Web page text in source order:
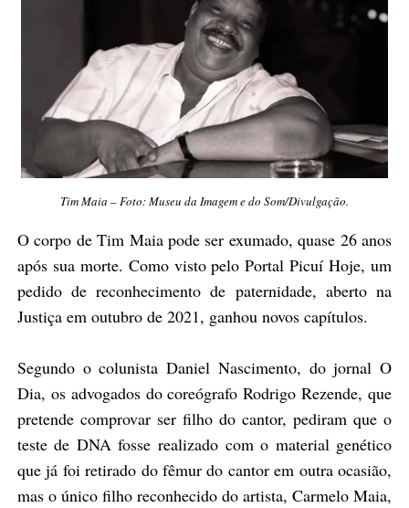
Tim Maia – Foto: Museu da Imagem e do Som/Divulgação.
O corpo de Tim Maia pode ser exumado, quase 26 anos
após sua morte. Como visto pelo Portal Picuí Hoje, um
pedido de reconhecimento de paternidade, aberto na
Justiça em outubro de 2021, ganhou novos capítulos.
Segundo o colunista Daniel Nascimento, do jornal O
Dia, os advogados do coreógrafo Rodrigo Rezende, que
pretende comprovar ser filho do cantor, pediram que o
teste de DNA fosse realizado com o material genético
que já foi retirado do fêmur do cantor em outra ocasião,
mas o único filho reconhecido do artista, Carmelo Maia,